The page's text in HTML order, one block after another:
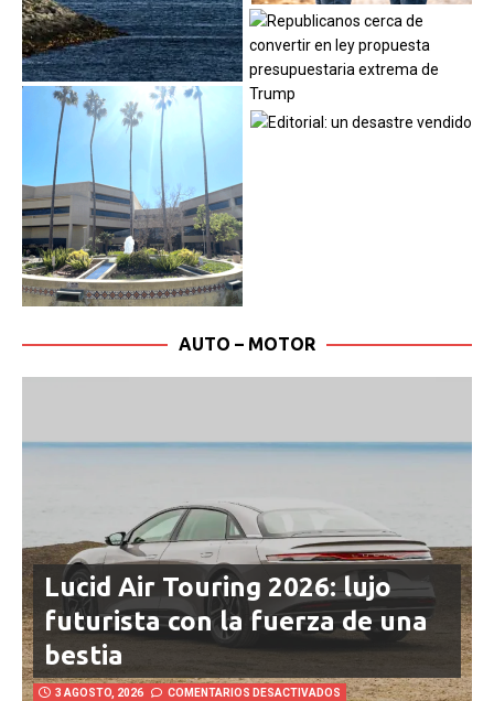
AUTO – MOTOR
Lucid Air Touring 2026: lujo
futurista con la fuerza de una
bestia
3 AGOSTO, 2026 COMENTARIOS DESACTIVADOS